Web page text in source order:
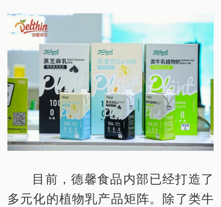
目前，德馨食品内部已经打造了
多元化的植物乳产品矩阵。除了类牛